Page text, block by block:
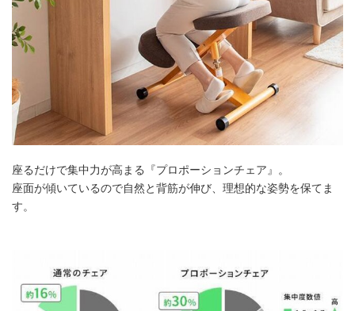
座るだけで集中力が高まる『プロポーションチェア』。
座面が傾いているので自然と背筋が伸び、理想的な姿勢を保てま
す。